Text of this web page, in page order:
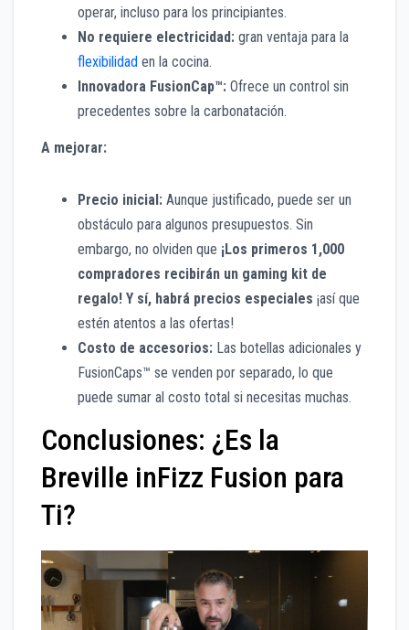
operar, incluso para los principiantes.
No requiere electricidad: gran ventaja para la
flexibilidad en la cocina.
Innovadora FusionCap™: Ofrece un control sin
precedentes sobre la carbonatación.
A mejorar:
Precio inicial: Aunque justificado, puede ser un
obstáculo para algunos presupuestos. Sin
embargo, no olviden que ¡Los primeros 1,000
compradores recibirán un gaming kit de
regalo! Y sí, habrá precios especiales ¡así que
estén atentos a las ofertas!
Costo de accesorios: Las botellas adicionales y
FusionCaps™ se venden por separado, lo que
puede sumar al costo total si necesitas muchas.
Conclusiones: ¿Es la
Breville inFizz Fusion para
Ti?